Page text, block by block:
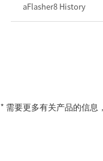
aFlasher8 History
* 需要更多有关产品的信息